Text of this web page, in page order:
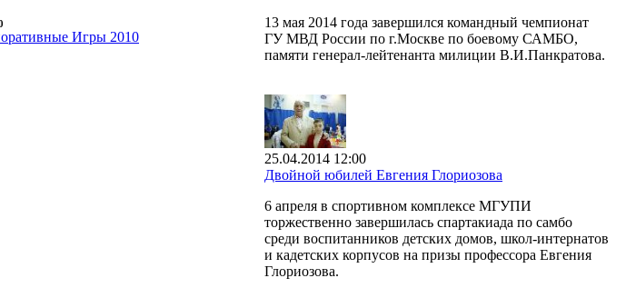
Игры 2010
13 мая 2014 года завершился командный чемпионат
ГУ МВД России по г.Москве по боевому САМБО,
памяти генерал-лейтенанта милиции В.И.Панкратова.
25.04.2014 12:00
Двойной юбилей Евгения Глориозова
6 апреля в спортивном комплексе МГУПИ
торжественно завершилась спартакиада по самбо
среди воспитанников детских домов, школ-интернатов
и кадетских корпусов на призы профессора Евгения
Глориозова.